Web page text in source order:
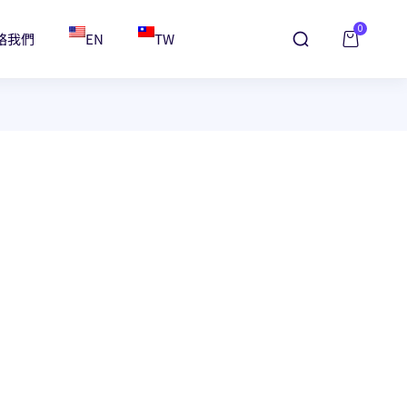
我們 EN TW
0